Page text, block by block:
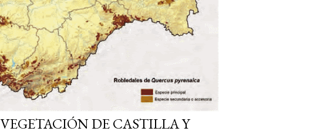
DE CASTILLA Y